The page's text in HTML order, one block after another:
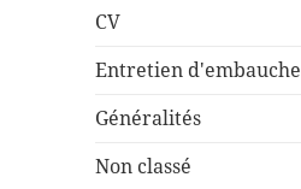
CV
Entretien d'embauche
Généralités
Non classé